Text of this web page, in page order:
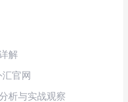
解
官网
析与实战观察